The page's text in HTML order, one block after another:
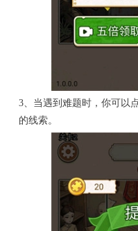
3、当遇到难题时，你可以
的线索。